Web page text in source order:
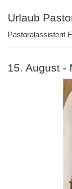
Urlaub
Pastoralassistent
15. August -